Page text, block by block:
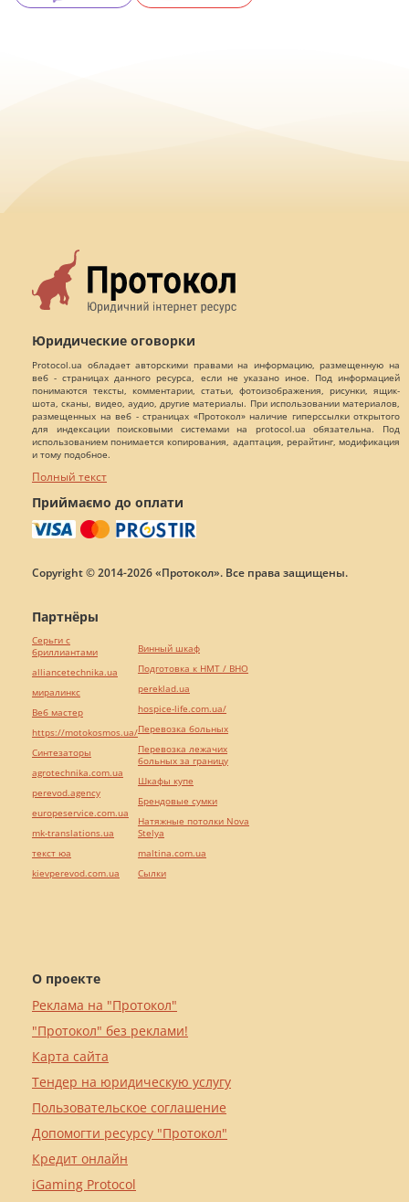
Юридические оговорки
Protocol.ua обладает авторскими правами на информацию, размещенную на
веб - страницах данного ресурса, если не указано иное. Под информацией
понимаются тексты, комментарии, статьи, фотоизображения, рисунки, ящик-
шота, сканы, видео, аудио, другие материалы. При использовании материалов,
размещенных на веб - страницах «Протокол» наличие гиперссылки открытого
для индексации поисковыми системами на protocol.ua обязательна. Под
использованием понимается копирования, адаптация, рерайтинг, модификация
и тому подобное.
Полный текст
Приймаємо до оплати
Copyright © 2014-2026 «Протокол». Все права защищены.
О проекте
Реклама на "Протокол"
"Протокол" без реклами!
Карта сайта
Тендер на юридическую услугу
Пользовательское соглашение
Допомогти ресурсу "Протокол"
Кредит онлайн
iGaming Protocol
Партнёры
Серьги с
бриллиантами
alliancetechnika.ua
миралинкс
Веб мастер
https://motokosmos.ua/
Синтезаторы
agrotechnika.com.ua
perevod.agency
europeservice.com.ua
mk-translations.ua
текст юа
kievperevod.com.ua
Винный шкаф
Подготовка к НМТ / ВНО
pereklad.ua
hospice-life.com.ua/
Перевозка больных
Перевозка лежачих
больных за границу
Шкафы купе
Брендовые сумки
Натяжные потолки Nova
Stelya
maltina.com.ua
Cылки